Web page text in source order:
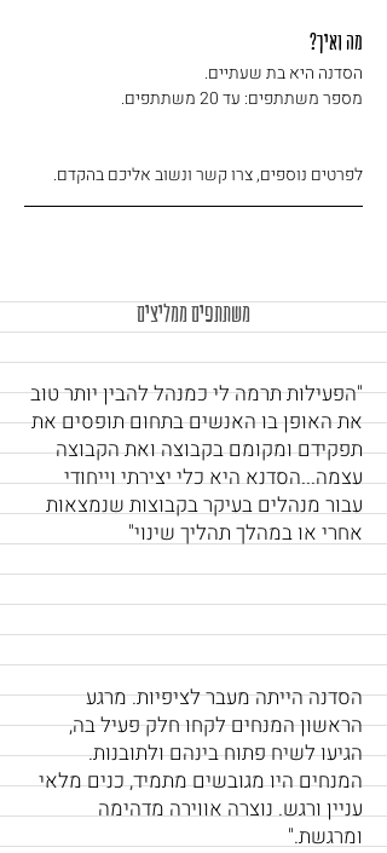
מה ואיך?
הסדנה היא בת שעתיים.
מספר משתתפים: עד 20 משתתפים.
לפרטים נוספים, צרו קשר ונשוב אליכם בהקדם.
משתתפים ממליצים
"הפעילות תרמה לי כמנהל להבין יותר טוב
את האופן בו האנשים בתחום תופסים את
תפקידם ומקומם בקבוצה ואת הקבוצה
עצמה...הסדנא היא כלי יצירתי וייחודי
עבור מנהלים בעיקר בקבוצות שנמצאות
אחרי או במהלך תהליך שינוי"
הסדנה הייתה מעבר לציפיות. מרגע
הראשון המנחים לקחו חלק פעיל בה,
הגיעו לשיח פתוח בינהם ולתובנות.
המנחים היו מגובשים מתמיד, כנים מלאי
עניין ורגש. נוצרה אווירה מדהימה
ומרגשת."